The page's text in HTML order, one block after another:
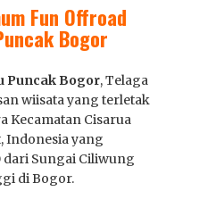
Fun Offroad
Bogor
Puncak Bogor, Telaga
wiisata yang terletak
Kecamatan Cisarua
Indonesia yang
Sungai Ciliwung
di Bogor.